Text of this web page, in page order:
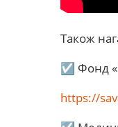
Також
☑ Фонд
https://